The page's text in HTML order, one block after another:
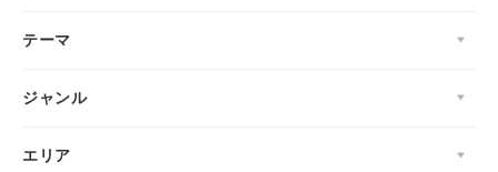
テーマ
ジャンル
エリア